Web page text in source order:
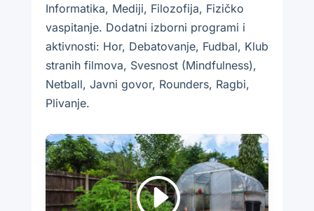
Informatika, Mediji, Filozofija, Fizičko
vaspitanje. Dodatni izborni programi i
aktivnosti: Hor, Debatovanje, Fudbal, Klub
stranih filmova, Svesnost (Mindfulness),
Netball, Javni govor, Rounders, Ragbi,
Plivanje.